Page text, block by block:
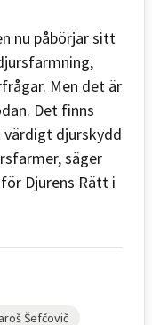
nu påbörjar sitt
Men det är
Det finns
djurskydd
säger
Djurens Rätt i
Šefčovič